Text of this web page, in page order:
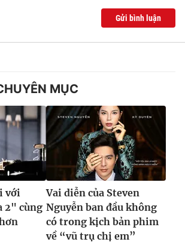
Gửi bình luận
MỤC
với
2" cùng
Vai diễn của Steven
Nguyễn ban đầu không
có trong kịch bản phim
về “vũ trụ chị em”